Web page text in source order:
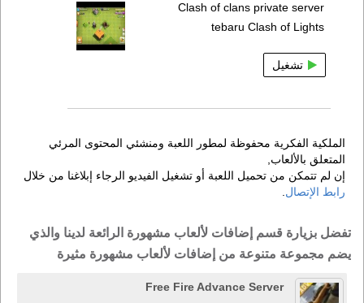
Clash of clans private server
tebaru Clash of Lights
تشغيل
الملكية الفكرية محفوظة لمطور اللعبة ومنشئي المحتوى المرئي
المتعلق بالألعاب,
إن لم تتمكن من تحميل اللعبة أو تشغيل الفيديو الرجاء إبلاغنا من خلال
رابط الإتصال
تفضل بزيارة قسم إضافات لألعاب مشهورة الرائعة لدينا والذي
يضم مجموعة متنوعة من إضافات لألعاب مشهورة مثيرة
Free Fire Advance Server